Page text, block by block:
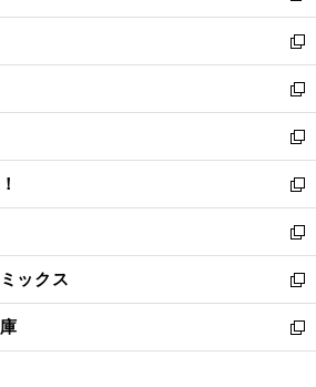
ウ
で
開
く
ン
ド
ウ
で
開
く
ウ
ィ
ン
ド
ウ
で
開
く
し
い
ウ
ィ
ン
ド
ウ
で
開
く
新
し
い
ウ
ィ
ン
ド
ウ
で
開
く
新
し
い
ウ
ィ
ン
ド
ウ
で
開
く
新
し
い
ウ
ィ
ン
ド
ウ
で
開
新
し
い
ウ
ィ
ン
ド
ウ
新
し
い
ウ
ィ
ン
ックス
新
し
い
ウ
新
し